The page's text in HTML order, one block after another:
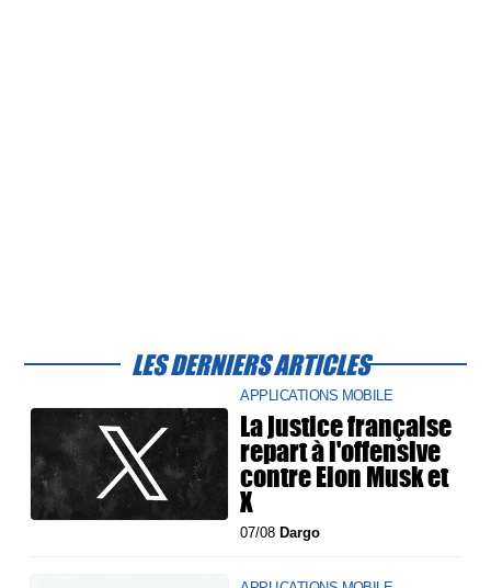
LES DERNIERS ARTICLES
APPLICATIONS MOBILE
La justice française
repart à l'offensive
contre Elon Musk et
X
07/08 Dargo